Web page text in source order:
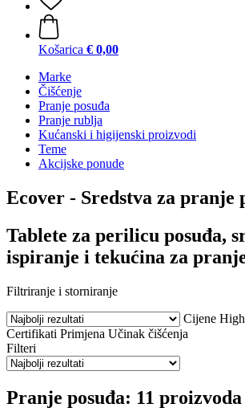
Košarica € 0,00
Marke
Čišćenje
Pranje posuđa
Pranje rublja
Kućanski i higijenski proizvodi
Teme
Akcijske ponude
Ecover - Sredstva za pranje
Tablete za perilicu posuđa,
ispiranje i tekućina za
Filtriranje i storniranje
Cijene
Certifikati Primjena Učinak čišćenja
Filteri
Pranje posuđa: 11 proizvoda